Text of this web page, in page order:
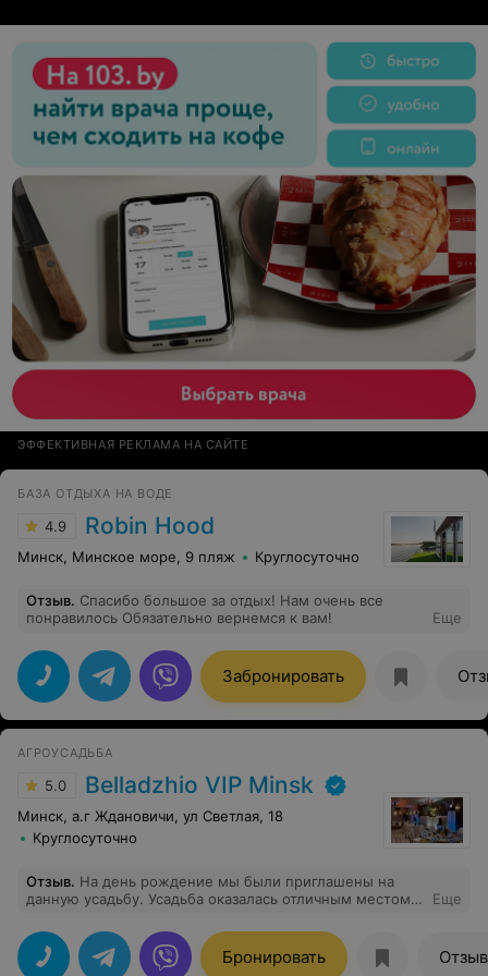
ЭФФЕКТИВНАЯ РЕКЛАМА НА САЙТЕ
БАЗА ОТДЫХА НА ВОДЕ
4.9 Robin Hood
Минск, Минское море, 9 пляж Круглосуточно
Отзыв. Спасибо большое за отдых! Нам очень все
понравилось Обязательно вернемся к вам!
Еще
Забронировать
АГРОУСАДЬБА
5.0 Belladzhio VIP Minsk
Минск, а.г Ждановичи, ул Светлая, 18
Круглосуточно
Отзыв. На день рождение мы были приглашены на
данную усадьбу. Усадьба оказалась отличным местом,
заботливое отношение к каждому гостю. Персонал
усадьбы проявил себя с лучшей стороны - был
вежливый, весёлый и внимателный. Зал, в котором
Еще
Бронировать